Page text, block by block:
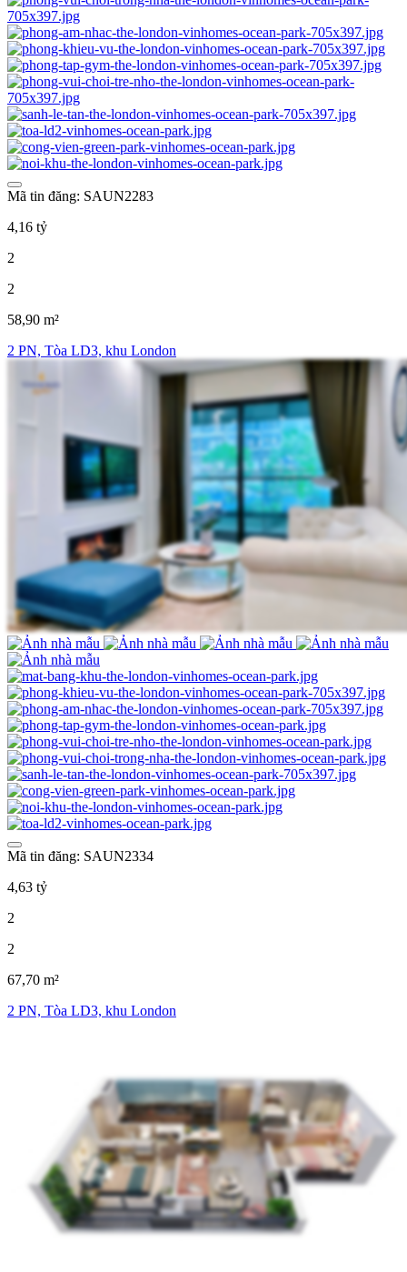
Mã tin đăng: SAUN2283
4,16 tỷ
2
2
58,90 m²
2 PN, Tòa LD3, khu London
Mã tin đăng: SAUN2334
4,63 tỷ
2
2
67,70 m²
2 PN, Tòa LD3, khu London